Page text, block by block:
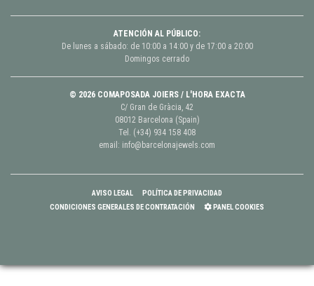
ATENCIÓN AL PÚBLICO:
De lunes a sábado: de 10:00 a 14:00 y de 17:00 a 20:00
Domingos cerrado
© 2026 COMAPOSADA JOIERS / L'HORA EXACTA
C/ Gran de Gràcia, 42
08012 Barcelona (Spain)
Tel. (+34) 934 158 408
email: info@barcelonajewels.com
AVISO LEGAL
POLÍTICA DE PRIVACIDAD
CONDICIONES GENERALES DE CONTRATACIÓN
PANEL COOKIES